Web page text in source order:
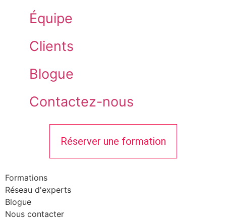
Équipe
Clients
Blogue
Contactez-nous
Réserver une formation
Formations
Réseau d'experts
Blogue
Nous contacter